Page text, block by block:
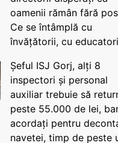
oamenii rămân fără
Ce se întâmplă cu
învățătorii, cu
Șeful ISJ Gorj, alți 8
inspectori și personal
auxiliar trebuie să
peste 55.000 de lei,
acordați pentru
navetei, timp de peste